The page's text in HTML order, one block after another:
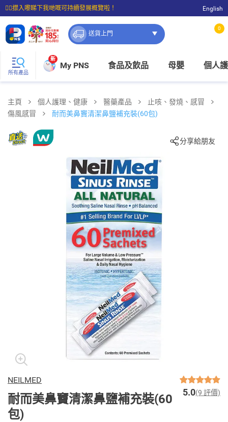
☝🏼㩒入嚟睇下我哋嘅可持續發展概覽啦！
⭐購物滿$399即享免費送貨；滿$100即可免費店取。
English
送貨上門
0
所有產品
新
My PNS 食品及飲品 母嬰 個人
主頁 個人護理、健康 醫藥產品
止咳、發燒、感冒
傷風感冒
耐而美鼻竇清潔鼻鹽補充裝(60包)
分享給朋友
NEILMED
耐而美鼻竇清潔鼻鹽補充裝(60
包)
5.0(9 評價)